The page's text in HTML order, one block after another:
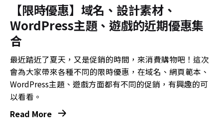
【限時優惠】域名、設計素材、
WordPress主題、遊戲的近期優惠集
合
最近踏近了夏天，又是促銷的時間，來消費購物吧！這次
會為大家帶來各種不同的限時優惠，在域名、網頁範本、
WordPress主題、遊戲方面都有不同的促銷，有興趣的可
以看看。
Read More